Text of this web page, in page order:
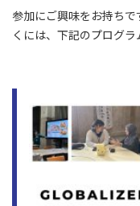
参加にご興味をお持ち
くには、下記のプログラ